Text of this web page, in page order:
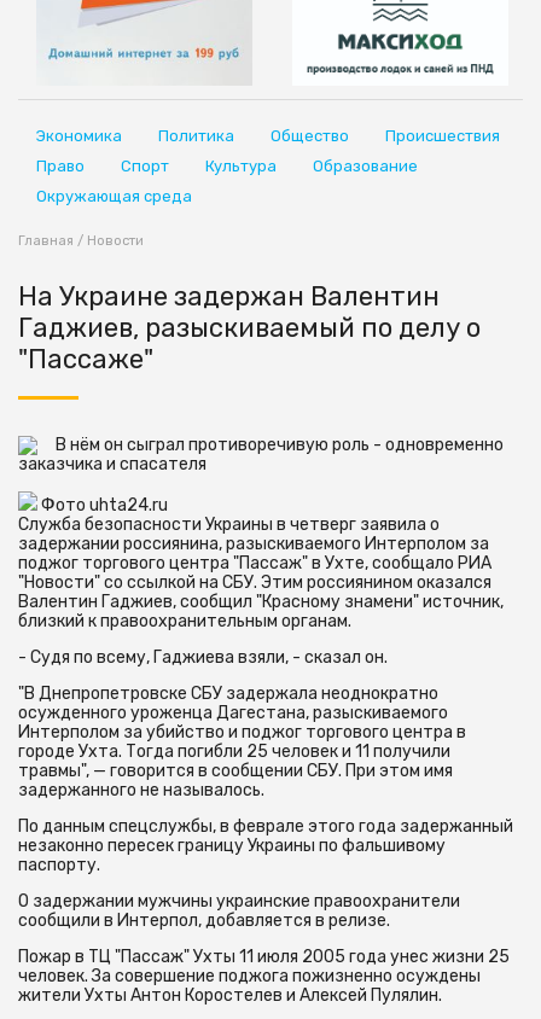
Экономика Политика Общество
Происшествия
Право
Спорт Культура
Образование
Окружающая среда
Главная / Новости
На Украине задержан Валентин
Гаджиев, разыскиваемый по делу о
"Пассаже"
В нём он сыграл противоречивую роль - одновременно
заказчика и спасателя
Фото uhta24.ru
Служба безопасности Украины в четверг заявила о
задержании россиянина, разыскиваемого Интерполом за
поджог торгового центра "Пассаж" в Ухте, сообщало РИА
"Новости" со ссылкой на СБУ. Этим россиянином оказался
Валентин Гаджиев, сообщил "Красному знамени" источник,
близкий к правоохранительным органам.
- Судя по всему, Гаджиева взяли, - сказал он.
"В Днепропетровске СБУ задержала неоднократно
осужденного уроженца Дагестана, разыскиваемого
Интерполом за убийство и поджог торгового центра в
городе Ухта. Тогда погибли 25 человек и 11 получили
травмы", — говорится в сообщении СБУ. При этом имя
задержанного не называлось.
По данным спецслужбы, в феврале этого года задержанный
незаконно пересек границу Украины по фальшивому
паспорту.
О задержании мужчины украинские правоохранители
сообщили в Интерпол, добавляется в релизе.
Пожар в ТЦ "Пассаж" Ухты 11 июля 2005 года унес жизни 25
человек. За совершение поджога пожизненно осуждены
жители Ухты Антон Коростелев и Алексей Пулялин.